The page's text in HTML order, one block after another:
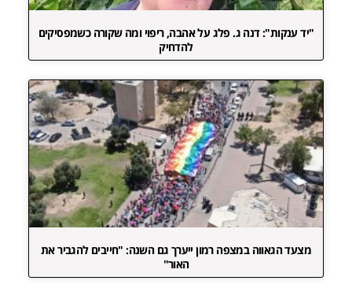
"יד ענקות": דנה ג. פלג על אהבה, ריפוי ומה שקורה כשמפסיקים
להדחיק
מצעד הגאווה במצפה רמון ייערך גם השנה: "חייבים להגביר את
האור"